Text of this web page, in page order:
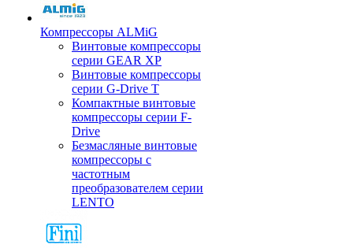
Компрессоры ALMiG
Винтовые компрессоры
серии GEAR XP
Винтовые компрессоры
серии G-Drive T
Компактные винтовые
компрессоры серии F-
Drive
Безмасляные винтовые
компрессоры с
частотным
преобразователем серии
LENTO